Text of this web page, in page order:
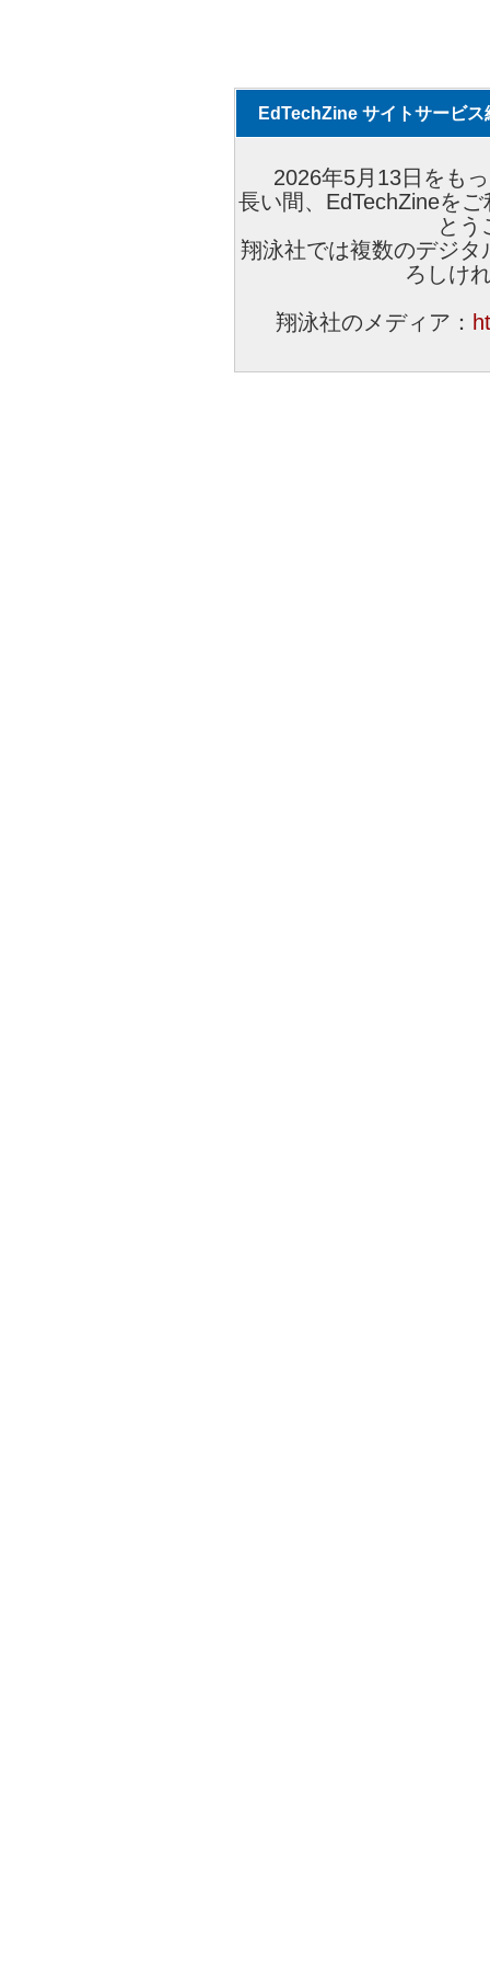
EdTechZine サイトサービス
2026年5月13日をも
長い間、EdTechZineを
とう
翔泳社では複数のデジ
ろしけ
翔泳社のメディア：